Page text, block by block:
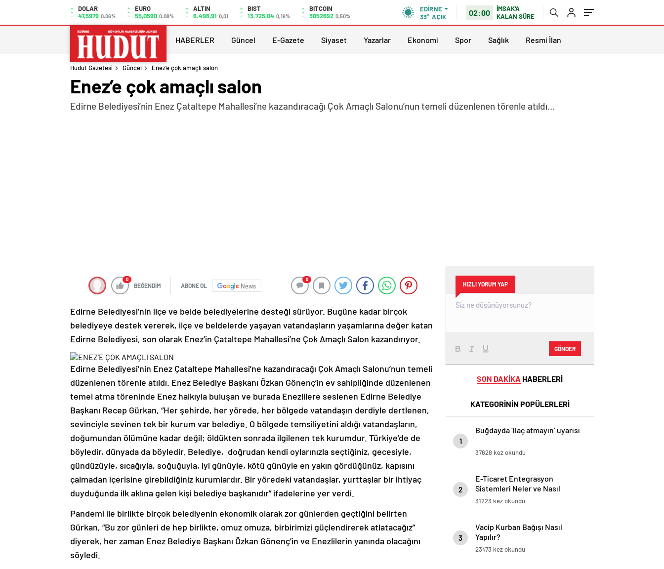
DOLAR
47,5979 0.06%
EURO
55,0590 0.08%
ALTIN
6.496,91 0,01
BIST
13.725,04 0,16%
BITCOIN
3052692 0,50%
EDIRNE
33° AÇIK 02:00
İMSAK'A
KALAN SÜRE
HABERLER Güncel E-Gazete Siyaset Yazarlar Ekonomi Spor Sağlık Resmi İlan
Hudut Gazetesi Güncel Enez’e çok amaçlı salon
Enez’e çok amaçlı salon
Edirne Belediyesi’nin Enez Çataltepe Mahallesi’ne kazandıracağı Çok Amaçlı Salonu’nun temeli düzenlenen törenle atıldı...
0
BEĞENDİM ABONE OL News
0
Edirne Belediyesi’nin ilçe ve belde belediyelerine desteği sürüyor. Bugüne kadar birçok
belediyeye destek vererek, ilçe ve beldelerde yaşayan vatandaşların yaşamlarına değer katan
Edirne Belediyesi, son olarak Enez’in Çataltepe Mahallesi’ne Çok Amaçlı Salon kazandırıyor.
Edirne Belediyesi’nin Enez Çataltepe Mahallesi’ne kazandıracağı Çok Amaçlı Salonu’nun temeli
düzenlenen törenle atıldı. Enez Belediye Başkanı Özkan Gönenç’in ev sahipliğinde düzenlenen
temel atma töreninde Enez halkıyla buluşan ve burada Enezlilere seslenen Edirne Belediye
Başkanı Recep Gürkan, “Her şehirde, her yörede, her bölgede vatandaşın derdiyle dertlenen,
sevinciyle sevinen tek bir kurum var belediye. O bölgede temsiliyetini aldığı vatandaşların,
doğumundan ölümüne kadar değil; öldükten sonrada ilgilenen tek kurumdur. Türkiye’de de
böyledir, dünyada da böyledir. Belediye, doğrudan kendi oylarınızla seçtiğiniz, gecesiyle,
gündüzüyle, sıcağıyla, soğuğuyla, iyi günüyle, kötü günüyle en yakın gördüğünüz, kapısını
çalmadan içerisine girebildiğiniz kurumlardır. Bir yöredeki vatandaşlar, yurttaşlar bir ihtiyaç
duyduğunda ilk aklına gelen kişi belediye başkanıdır” ifadelerine yer verdi.
Pandemi ile birlikte birçok belediyenin ekonomik olarak zor günlerden geçtiğini belirten
Gürkan, “Bu zor günleri de hep birlikte, omuz omuza, birbirimizi güçlendirerek atlatacağız”
diyerek, her zaman Enez Belediye Başkanı Özkan Gönenç’in ve Enezlilerin yanında olacağını
söyledi.
HIZLI YORUM YAP
GÖNDER
SON DAKİKA HABERLERİ
KATEGORİNİN POPÜLERLERİ
1
Buğdayda ‘ilaç atmayın’ uyarısı
37628 kez okundu
2
E-Ticaret Entegrasyon
Sistemleri Neler ve Nasıl
Yapılır?
31223 kez okundu
3
Vacip Kurban Bağışı Nasıl
Yapılır?
23473 kez okundu